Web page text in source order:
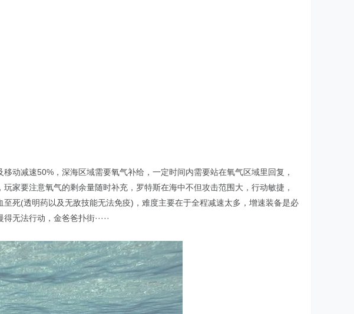
动减速50%，深海区域需要氧气补给，一定时间内需要站在氧气区域里回复，
家要注意氧气的剩余量随时补充，罗特斯在海中不但攻击范围大，行动敏捷，
死(透明药以及无敌技能无法免疫)，难度主要在于全程减速太多，增速装备是必
无法行动，金爸爸扑街·····